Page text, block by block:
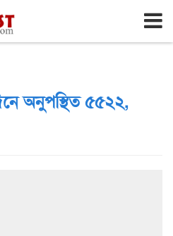
শ্রাবণ ১৪৩৩
অনুপস্থিত ৫৫২২,